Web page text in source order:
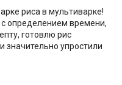
риса в мультиварке!
определением времени,
готовлю рис
значительно упростили